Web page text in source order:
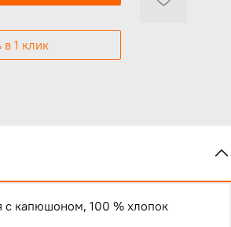
в 1 клик
с капюшоном, 100 % хлопок